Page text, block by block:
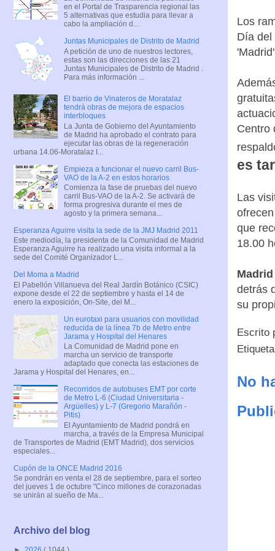
Los
Día del
Centro
es
Las
que
18.00
detrás
su
Escrito
No
en el Portal de Trasparencia regional las
5 alternativas que estudia para llevar a
cabo la ampliación d...
Juntas Municipales de Distrito de Madrid
A petición de uno de nuestros lectores,
estas son las direcciones de las 21
Juntas Municipales de Distrito de Madrid .
Para más información ...
El barrio de Vinateros de Moratalaz
tendrá obras de mejora de espacios
interbloques
La Junta de Gobierno del Ayuntamiento
de Madrid ha aprobado el contrato para
ejecutar las obras de la regeneración
urbana 14.06-Moratalaz I...
Empieza a funcionar el nuevo carril Bus-
VAO de la A-2 en estos horarios
Comienza la fase de pruebas del nuevo
carril Bus-VAO de la A-2. Se activará de
forma progresiva durante el mes de
agosto y la primera semana...
Esperanza Aguirre visita la sede de la JMJ Madrid 2011
Este mediodía, la presidenta de la Comunidad de Madrid
Esperanza Aguirre ha realizado una visita informal a la
sede del Comité Organizador L...
Del Moma a Madrid
El Pabellón Villanueva del Real Jardín Botánico (CSIC)
expone desde el 22 de septiembre y hasta el 14 de
enero la exposición, On-Site, del M...
Un eurotaxi para usuarios con movilidad
reducida de la línea 7b de Metro entre
Jarama y Hospital del Henares
La Comunidad de Madrid pone en
marcha un servicio de transporte
adaptado que conecta las estaciones de
Jarama y Hospital del Henares, en...
Recorridos de autobuses EMT por corte
de Metro L-6 (Ciudad Universitaria -
Argüelles) y L-7 (Gregorio Marañón -
Pitis)
El Ayuntamiento de Madrid pondrá en
marcha, a través de la Empresa Municipal
de Transportes de Madrid (EMT Madrid), dos servicios
especiales...
Cupón de la ONCE Madrid 2016
Se pondrán en venta el 28 de septiembre, para el sorteo
del jueves 1 de octubre "Cinco millones de corazonadas
se unirán al sueño de Ma...
Archivo del blog